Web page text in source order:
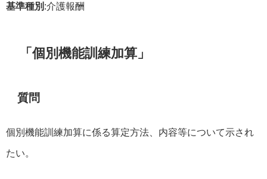
基準種別 :介護報酬
「個別機能訓練加算」
質問
個別機能訓練加算に係る算定方法、内容等について示され
たい。